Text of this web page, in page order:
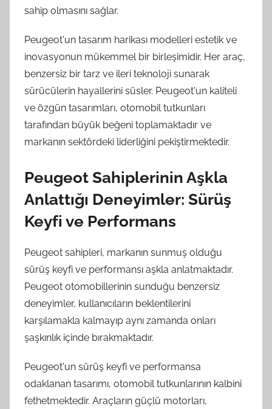
sahip olmasını sağlar.
Peugeot'un tasarım harikası modelleri estetik ve
inovasyonun mükemmel bir birleşimidir. Her araç,
benzersiz bir tarz ve ileri teknoloji sunarak
sürücülerin hayallerini süsler. Peugeot'un kaliteli
ve özgün tasarımları, otomobil tutkunları
tarafından büyük beğeni toplamaktadır ve
markanın sektördeki liderliğini pekiştirmektedir.
Peugeot Sahiplerinin Aşkla
Anlattığı Deneyimler: Sürüş
Keyfi ve Performans
Peugeot sahipleri, markanın sunmuş olduğu
sürüş keyfi ve performansı aşkla anlatmaktadır.
Peugeot otomobillerinin sunduğu benzersiz
deneyimler, kullanıcıların beklentilerini
karşılamakla kalmayıp aynı zamanda onları
şaşkınlık içinde bırakmaktadır.
Peugeot'un sürüş keyfi ve performansa
odaklanan tasarımı, otomobil tutkunlarının kalbini
fethetmektedir. Araçların güçlü motorları,